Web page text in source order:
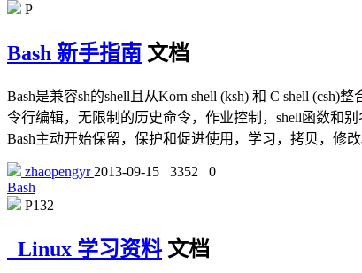
P
Bash 新手指南 文档
Bash是兼容sh的shell且从Korn shell (ksh) 和 C shell
令行编辑，无限制的历史命令，作业控制，shell函数和
Bash主动开始保留，保护和促进使用，学习，拷贝，修
zhaopengyr 2013-09-15 3352
0
Bash
P132
Linux 学习资料 文档